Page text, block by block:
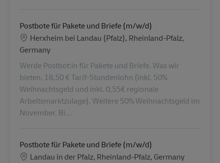
Postbote für Pakete und Briefe (m/w/d)
Location
Herxheim bei Landau (Pfalz), Rheinland-Pfalz,
Germany
Werde Postbot:in für Pakete und Briefe. Was wir
bieten. 18,50 € Tarif-Stundenlohn (inkl. 50%
Weihnachtsgeld und inkl. 0,55€ regionale
Arbeitsmarktzulage). Weitere 50% Weihnachtsgeld im
November. Bi...
Postbote für Pakete und Briefe (m/w/d)
Location
Landau in der Pfalz, Rheinland-Pfalz, Germany